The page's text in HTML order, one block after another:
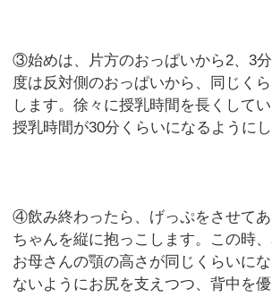
③始めは、片方のおっぱいから2、3
度は反対側のおっぱいから、同じく
します。徐々に授乳時間を長くして
授乳時間が30分くらいになるようにし
④飲み終わったら、げっぷをさせて
ちゃんを縦に抱っこします。この時
お母さんの顎の高さが同じくらいに
ないようにお尻を支えつつ、背中を